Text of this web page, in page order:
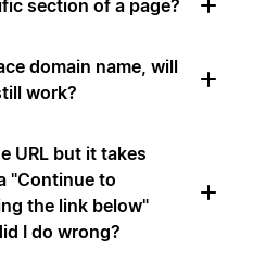
section of a page?
domain name, will
work?
URL but it takes
"Continue to
the link below"
I do wrong?